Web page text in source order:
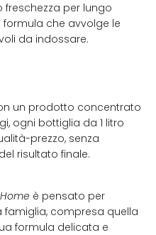
per lungo
che avvolge le
da indossare.
un prodotto concentrato
ogni bottiglia da 1 litro
prezzo, senza
risultato finale.
è pensato per
famiglia, compresa quella
formula delicata e